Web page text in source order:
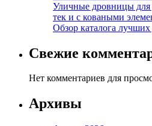
Уличные дровницы для
тек и с коваными
Обзор каталога лучших
Свежие
Нет комментариев для
Архивы